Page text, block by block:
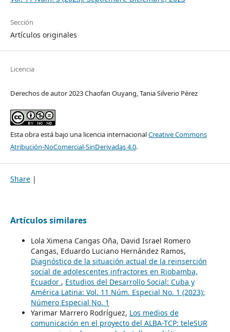
Sección
Artículos originales
Licencia
Derechos de autor 2023 Chaofan Ouyang, Tania Silverio Pérez
Esta obra está bajo una licencia internacionalCreative Commons
Atribución-NoComercial-SinDerivadas 4.0.
Share |
Artículos similares
Lola Ximena Cangas Oña, David Israel Romero
Cangas, Eduardo Luciano Hernández Ramos,
Diagnóstico de la situación actual de la reinserción
social de adolescentes infractores en Riobamba,
Ecuador , Estudios del Desarrollo Social: Cuba y
América Latina: Vol. 11 Núm. Especial No. 1 (2023):
Número Especial No. 1
Yarimar Marrero Rodríguez, Los medios de
comunicación en el proyecto del ALBA-TCP: teleSUR